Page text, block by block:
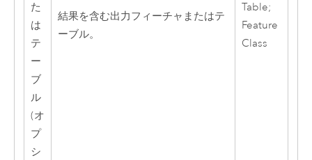
た
は
テ
ー
ブ
ル
(オ
プ
シ
結果を含む出力フィーチャまたはテ
ーブル。
Table;
Feature
Class